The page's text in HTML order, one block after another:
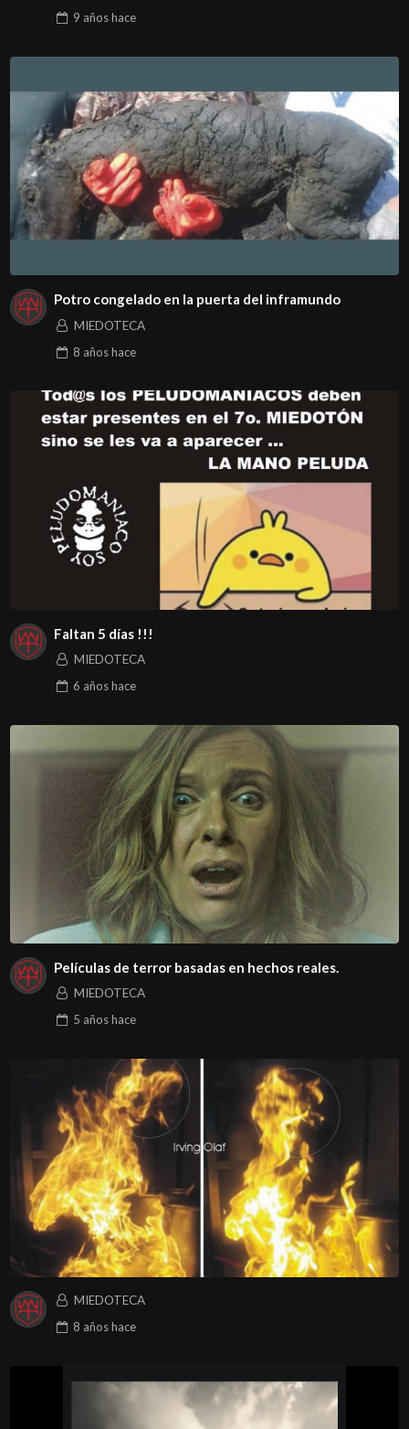
9 añoshace
Potro congelado en la puerta del inframundo
MIEDOTECA
8 añoshace
Faltan 5 días !!!
MIEDOTECA
6 añoshace
Películas de terror basadas en hechos reales.
MIEDOTECA
5 añoshace
MIEDOTECA
8 añoshace